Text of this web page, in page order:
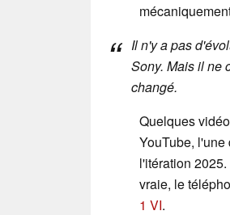
Il n'y a pas
Sony. Mais il ne
changé.
Quelques
YouTube,
l'itération
vraie, le
1 VI.